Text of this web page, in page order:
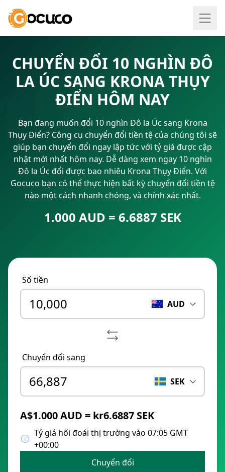
CHUYỂN ĐỔI 10 NGHÌN ĐÔ
LA ÚC SANG KRONA THỤY
ĐIỂN HÔM NAY
Bạn đang muốn đổi 10 nghìn Đô la Úc sang Krona
Thụy Điển? Công cụ chuyển đổi tiền tệ của chúng tôi sẽ
giúp bạn chuyển đổi ngay lập tức với tỷ giá được cập
nhật mới nhất hôm nay. Dễ dàng xem ngay 10 nghìn
Đô la Úc đổi được bao nhiêu Krona Thụy Điển. Với
Gocuco bạn có thể thực hiện bất kỳ chuyển đổi tiền tệ
nào một cách nhanh chóng, và chính xác nhất.
1.000 AUD = 6.6887 SEK
Số tiền
AUD
Chuyển đổi sang
SEK
A$1.000 AUD = kr6.6887 SEK
Tỷ giá hối đoái thị trường vào 07:05 GMT
+00:00
Chuyển đổi